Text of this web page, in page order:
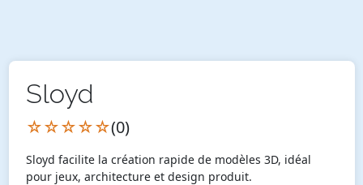
Sloyd
☆☆☆☆☆(0)
Sloyd facilite la création rapide de modèles 3D, idéal
pour jeux, architecture et design produit.